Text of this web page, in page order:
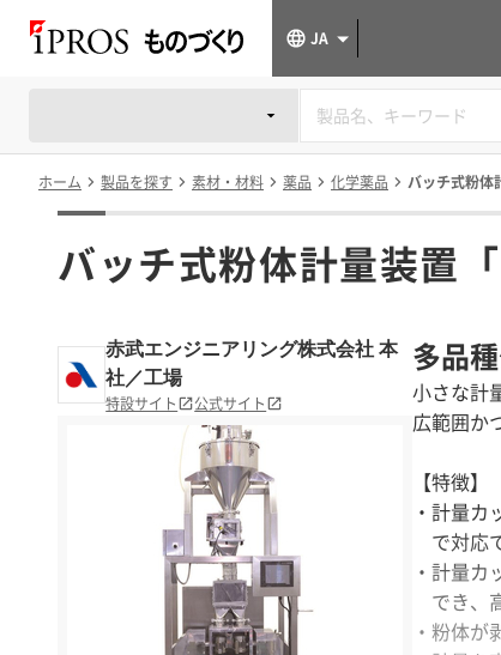
JA
ホーム 製品を探す 素材・材料 薬品 化学薬品 バッチ式粉体
バッチ式粉体計量装置
多品
小さな計
広範囲か
【特徴】
・計量
で対応
・計量
でき、
・粉体
赤武エンジニアリング株式会社 本
社／工場
特設サイト 公式サイト